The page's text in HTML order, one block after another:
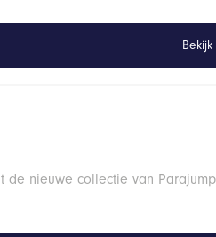
de nieuwe collectie van